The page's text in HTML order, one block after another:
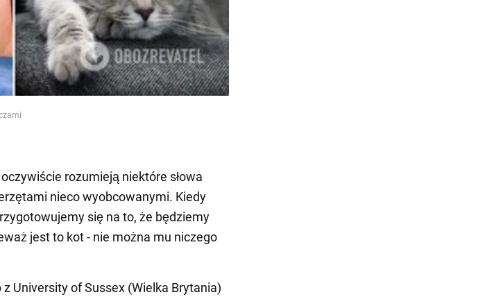
rozumieją niektóre słowa
nieco wyobcowanymi. Kiedy
się na to, że będziemy
jest to kot - nie można mu niczego
University of Sussex (Wielka Brytania)